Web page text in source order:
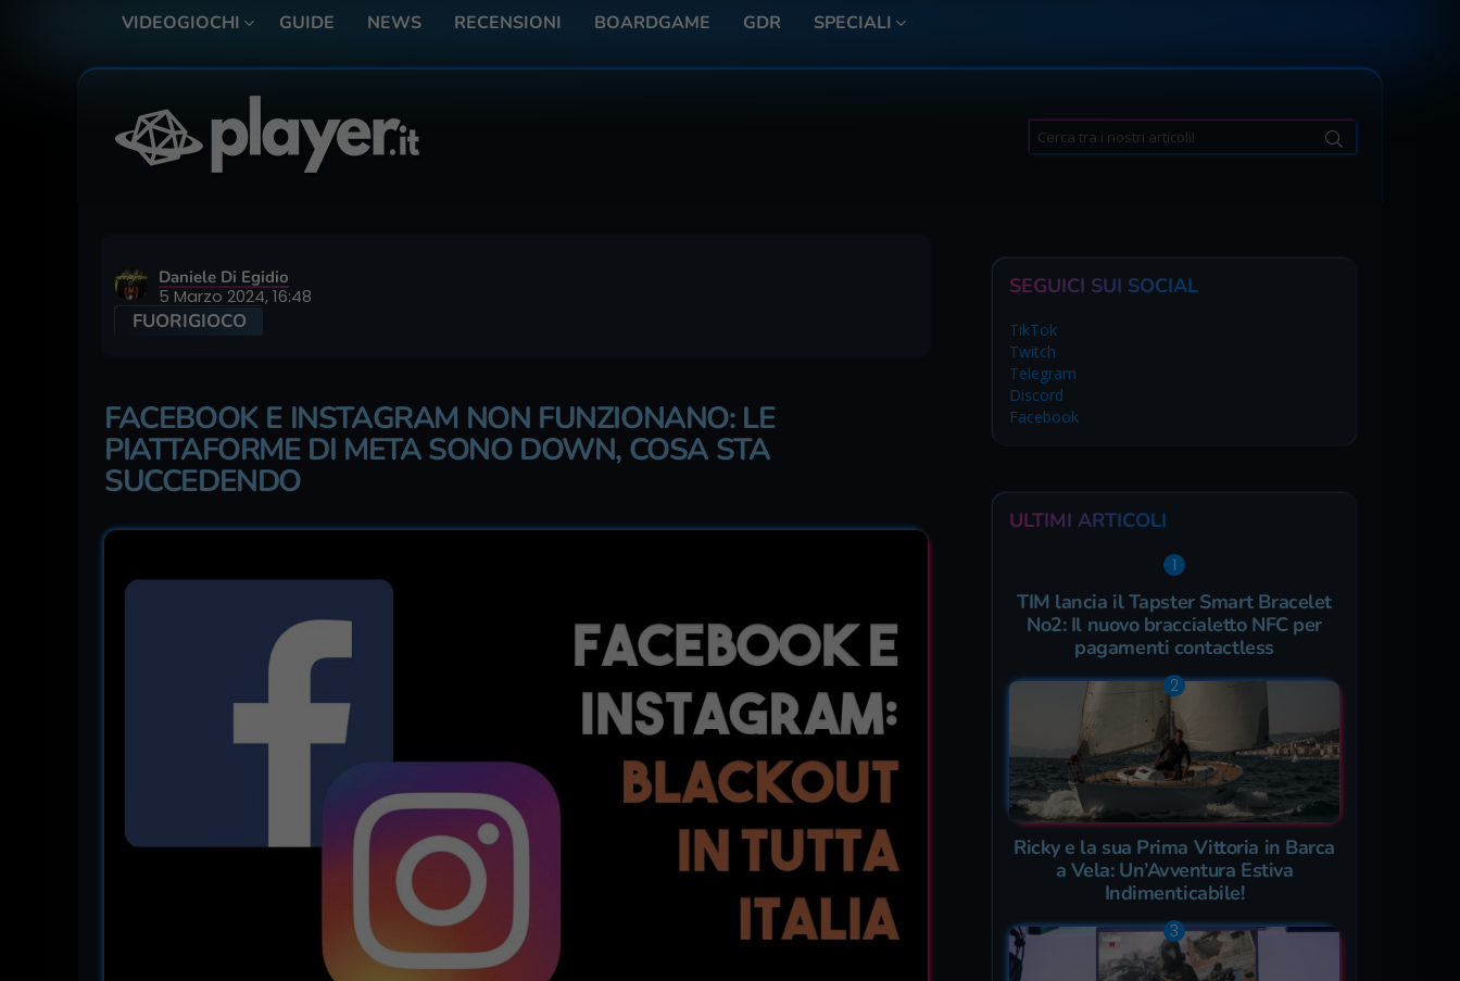
VIDEOGIOCHI GUIDE NEWS RECENSIONI BOARDGAME GDR SPECIALI
Search
for:
Daniele Di Egidio
5 Marzo 2024, 16:48
FUORIGIOCO
FACEBOOK E INSTAGRAM NON FUNZIONANO: LE
PIATTAFORME DI META SONO DOWN, COSA STA
SUCCEDENDO
SEGUICI SUI SOCIAL
TikTok
Twitch
Telegram
Discord
Facebook
ULTIMI ARTICOLI
TIM lancia il Tapster Smart Bracelet
No2: Il nuovo braccialetto NFC per
pagamenti contactless
Ricky e la sua Prima Vittoria in Barca
a Vela: Un’Avventura Estiva
Indimenticabile!